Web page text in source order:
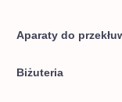
Aparaty do
Biżuteria